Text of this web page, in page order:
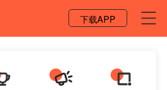
下载APP